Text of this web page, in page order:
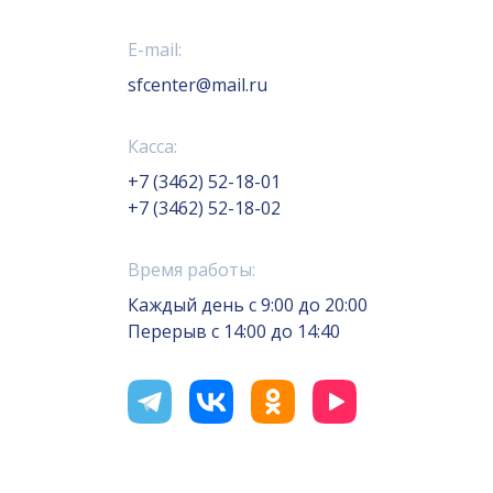
E-mail:
sfcenter@mail.ru
Касса:
+7 (3462) 52-18-01
+7 (3462) 52-18-02
Время работы:
Каждый день с 9:00 до 20:00
Перерыв с 14:00 до 14:40